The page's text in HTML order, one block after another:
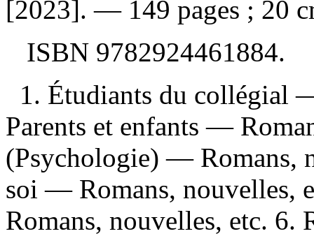
[2023]. — 149 pages ; 20
ISBN 9782924461884.
1. Étudiants du collégial
Parents et enfants —
(Psychologie) — Romans,
soi — Romans, nouvelles,
Romans, nouvelles, etc. 6.